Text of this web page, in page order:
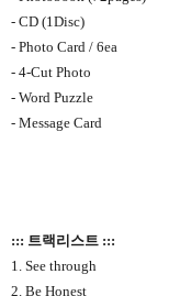
- CD (1Disc)
- Photo Card / 6ea
- 4-Cut Photo
- Word Puzzle
- Message Card
::: 트랙리스트 :::
1. See through
2. Be Honest